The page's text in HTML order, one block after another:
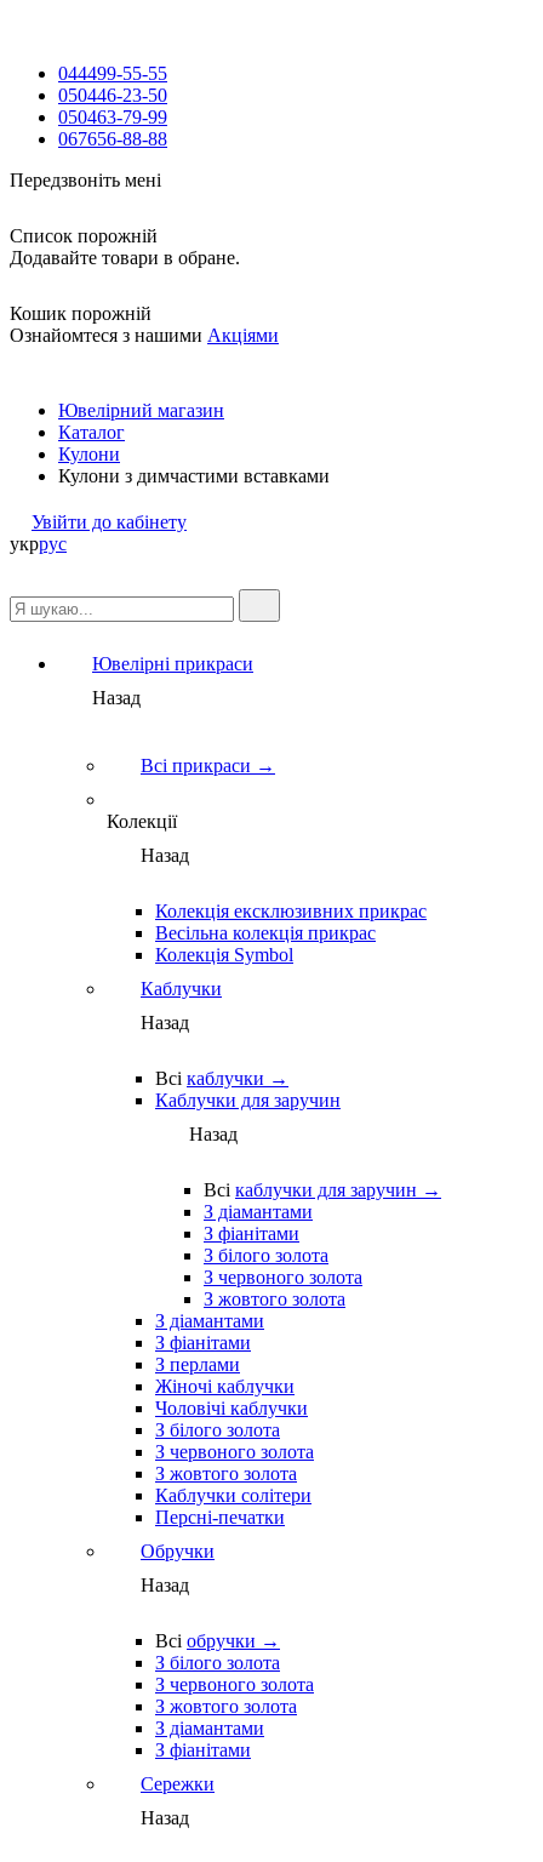
044499-55-55
050446-23-50
050463-79-99
067656-88-88
Передзвоніть мені
Список порожній
Додавайте товари в обране.
Кошик порожній
Ознайомтеся з нашими Акціями
Ювелірний магазин
Каталог
Кулони
Кулони з димчастими вставками
Увійти до кабінету
укррус
Ювелірні прикраси
Назад
Всі прикраси →
Колекції
Назад
Колекція ексклюзивних прикрас
Весільна колекція прикрас
Колекція Symbol
Каблучки
Назад
Всі каблучки →
Каблучки для заручин
Назад
Всі каблучки для заручин →
З діамантами
З фіанітами
З білого золота
З червоного золота
З жовтого золота
З діамантами
З фіанітами
З перлами
Жіночі каблучки
Чоловічі каблучки
З білого золота
З червоного золота
З жовтого золота
Каблучки солітери
Персні-печатки
Обручки
Назад
Всі обручки →
З білого золота
З червоного золота
З жовтого золота
З діамантами
З фіанітами
Сережки
Назад